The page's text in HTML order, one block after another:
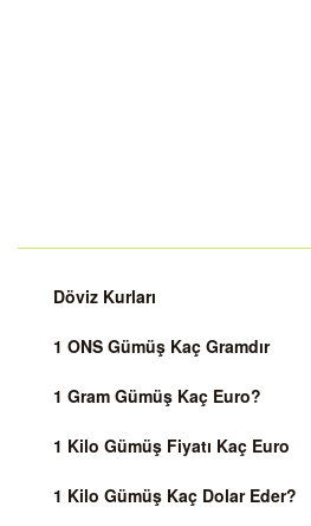
Döviz Kurları
1 ONS Gümüş Kaç Gramdır
1 Gram Gümüş Kaç Euro?
1 Kilo Gümüş Fiyatı Kaç Euro
1 Kilo Gümüş Kaç Dolar Eder?